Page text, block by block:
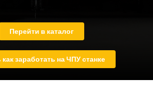
Перейти в каталог
как заработать на ЧПУ станке